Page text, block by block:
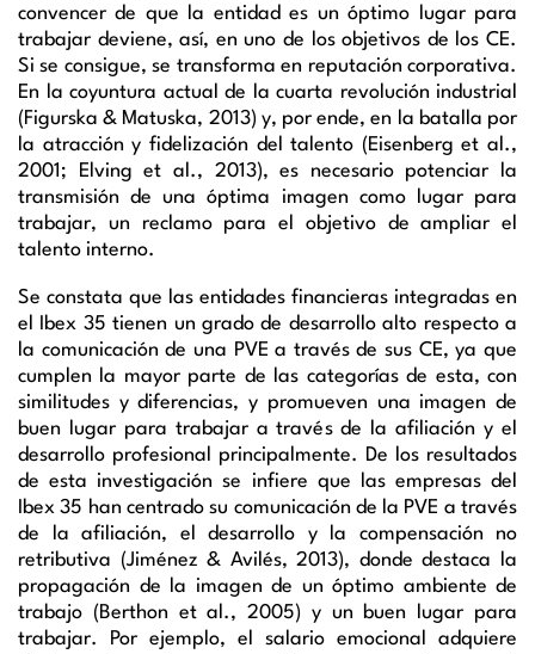
convencer de que la entidad es un óptimo lugar para
trabajar deviene, así, en uno de los objetivos de los CE.
Si se consigue, se transforma en reputación corporativa.
En la coyuntura actual de la cuarta revolución industrial
(Figurska & Matuska, 2013) y, por ende, en la batalla por
la atracción y fidelización del talento (Eisenberg et al.,
2001;
Elving et al., 2013), es necesario potenciar la
transmisión de una óptima imagen como lugar para
trabajar, un reclamo para el objetivo de ampliar el
talento interno.
Se constata que las entidades financieras integradas en
el Ibex 35 tienen un grado de desarrollo alto respecto a
la comunicación de una PVE a través de sus CE, ya que
cumplen la mayor parte de las categorías de esta, con
similitudes y diferencias, y promueven una imagen de
buen lugar para trabajar a través de la afiliación y el
desarrollo profesional principalmente. De los resultados
de esta investigación se infiere que las empresas del
Ibex 35 han centrado su comunicación de la PVE a través
de la afiliación, el desarrollo y la compensación no
retributiva (Jiménez & Avilés, 2013), donde destaca la
propagación de la imagen de un óptimo ambiente de
trabajo (Berthon et al., 2005) y un buen lugar para
trabajar. Por ejemplo, el salario emocional adquiere